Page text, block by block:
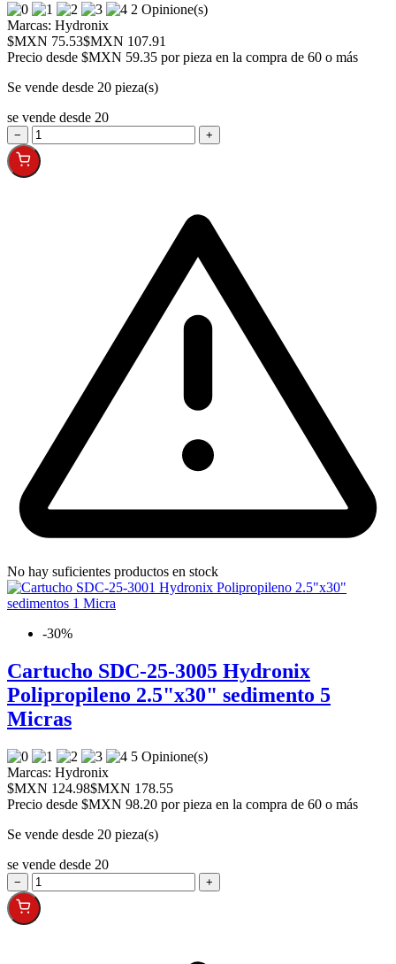
2 Opinione(s)
Marcas: Hydronix
$MXN 75.53$MXN 107.91
Precio desde $MXN 59.35 por pieza en la compra de 60 o más
Se vende desde 20 pieza(s)
se vende desde 20
− +
No hay suficientes productos en stock
-30%
Cartucho SDC-25-3005 Hydronix
Polipropileno 2.5"x30" sedimento 5
Micras
5 Opinione(s)
Marcas: Hydronix
$MXN 124.98$MXN 178.55
Precio desde $MXN 98.20 por pieza en la compra de 60 o más
Se vende desde 20 pieza(s)
se vende desde 20
− +